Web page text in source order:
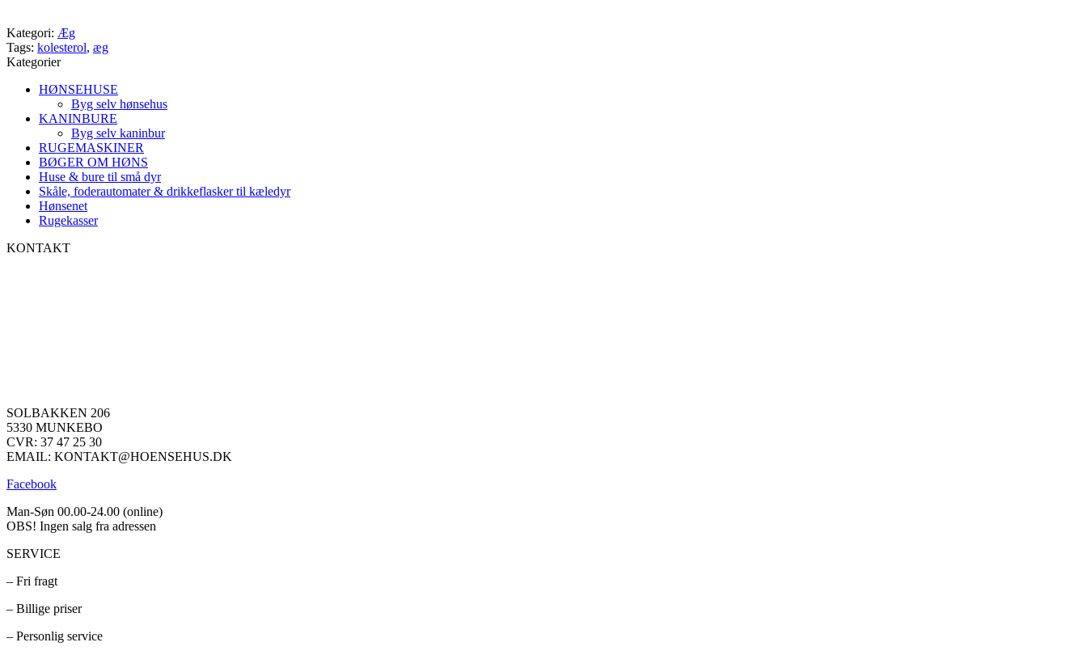
Kategori: Æg
Tags: kolesterol, æg
Kategorier
HØNSEHUSE
Byg selv hønsehus
KANINBURE
Byg selv kaninbur
RUGEMASKINER
BØGER OM HØNS
Huse & bure til små dyr
Skåle, foderautomater & drikkeflasker til kæledyr
Hønsenet
Rugekasser
KONTAKT
SOLBAKKEN 206
5330 MUNKEBO
CVR: 37 47 25 30
EMAIL: KONTAKT@HOENSEHUS.DK
Facebook
Man-Søn 00.00-24.00 (online)
OBS! Ingen salg fra adressen
SERVICE
– Fri fragt
– Billige priser
– Personlig service